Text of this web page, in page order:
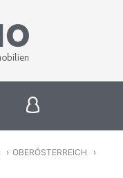
› OBERÖSTERREICH
›